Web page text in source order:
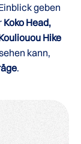
geben
Koko Head,
Hike
kann,
.